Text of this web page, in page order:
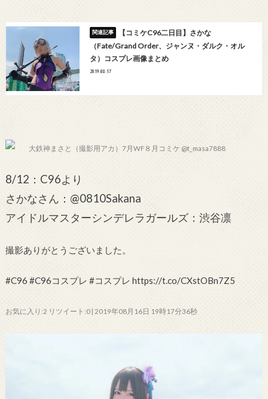
【コミケC96二日目】さかな
（Fate/Grand Order、ジャンヌ・ダルク・オル
タ）コスプレ画像まとめ
2019.08.17
大鉄神まさと（撮影用アカ）7月WF８月コミケ @t_masa7888
8/12：C96より
さかなさん：@0810Sakana
アイドルマスターシンデレラガールズ：渋谷凛
撮影ありがとうございました。
#C96 #C96コスプレ #コスプレ https://t.co/CXstOBn7Z5
お気に入り:2 リツイート:0 | 2019年08月16日 19時17分36秒